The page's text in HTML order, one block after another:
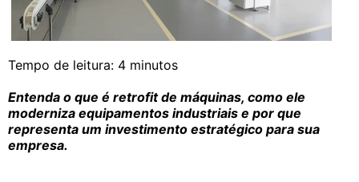
Tempo de leitura: 4 minutos
Entenda o que é retrofit de máquinas, como ele
moderniza equipamentos industriais e por que
representa um investimento estratégico para sua
empresa.